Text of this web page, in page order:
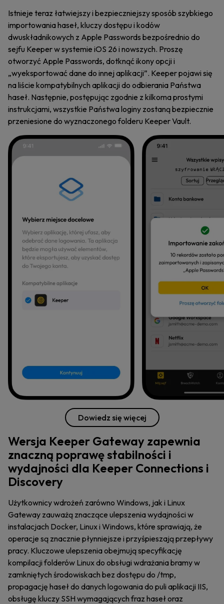
Istnieje teraz łatwiejszy i bezpieczniejszy sposób szybkiego
importowania haseł, kluczy dostępu i kodów
dwuskładnikowych z Apple Passwords bezpośrednio do
sejfu Keeper w systemie iOS 26 i nowszych. Proszę
otworzyć Apple Passwords, dotknąć ikony opcji i
„wyeksportować dane do innej aplikacji”. Keeper pojawi się
na liście kompatybilnych aplikacji do odbierania Państwa
haseł. Następnie, postępując zgodnie z kilkoma prostymi
instrukcjami, wszystkie Państwa loginy zostaną bezpiecznie
przeniesione do wyznaczonego folderu Keeper Vault.
Dowiedz się więcej
Wersja Keeper Gateway zapewnia
znaczną poprawę stabilności i
wydajności dla Keeper Connections i
Discovery
Użytkownicy wdrożeń zarówno Windows, jak i Linux
Gateway zauważą znaczące ulepszenia wydajności w
instalacjach Docker, Linux i Windows, które sprawiają, że
operacje są znacznie płynniejsze i przyśpieszają przepływy
pracy. Kluczowe ulepszenia obejmują specyfikację
kompilacji folderów Linux do obsługi wdrażania bramy w
zamkniętych środowiskach bez dostępu do /tmp,
propagację haseł do danych logowania do puli aplikacji IIS,
obsługę kluczy SSH wymagających fraz haseł oraz